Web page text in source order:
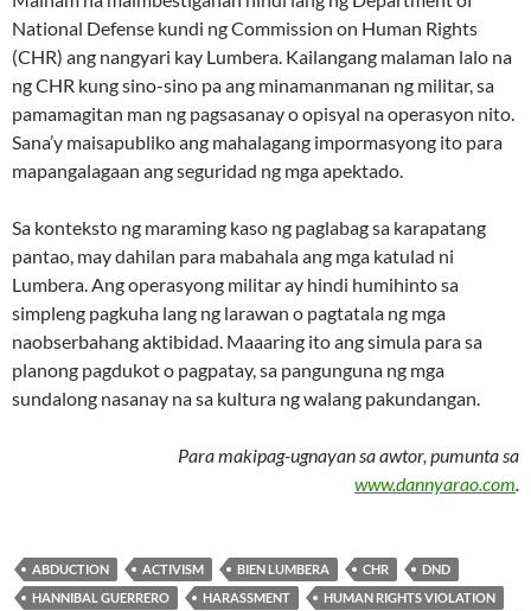
National Defense kundi ng Commission on Human Rights
(CHR) ang nangyari kay Lumbera. Kailangang malaman lalo na
ng CHR kung sino-sino pa ang minamanmanan ng militar, sa
pamamagitan man ng pagsasanay o opisyal na operasyon nito.
Sana’y maisapubliko ang mahalagang impormasyong ito para
mapangalagaan ang seguridad ng mga apektado.
Sa konteksto ng maraming kaso ng paglabag sa karapatang
pantao, may dahilan para mabahala ang mga katulad ni
Lumbera. Ang operasyong militar ay hindi humihinto sa
simpleng pagkuha lang ng larawan o pagtatala ng mga
naobserbahang aktibidad. Maaaring ito ang simula para sa
planong pagdukot o pagpatay, sa pangunguna ng mga
sundalong nasanay na sa kultura ng walang pakundangan.
Para makipag-ugnayan sa awtor, pumunta sa
www.dannyarao.com.
ABDUCTION ACTIVISM BIEN LUMBERA CHR
DND
HANNIBAL GUERRERO
HARASSMENT
HUMAN RIGHTS VIOLATION